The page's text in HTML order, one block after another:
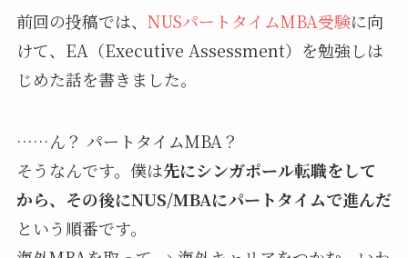
前回の投稿では、 NUSパートタイムMBA受験に向
けて、EA（Executive Assessment）を勉強しは
じめた話を書きました。
……ん？ パートタイムMBA？
そうなんです。僕は先にシンガポール転職をして
から、その後にNUS/MBAにパートタイムで進んだ
という順番です。